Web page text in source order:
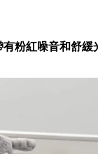
粉紅噪音和舒緩